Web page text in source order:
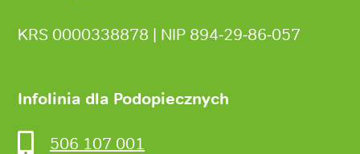
KRS 0000338878 | NIP 894‑29‑86‑057
Infolinia dla Podopiecznych
506 107 001